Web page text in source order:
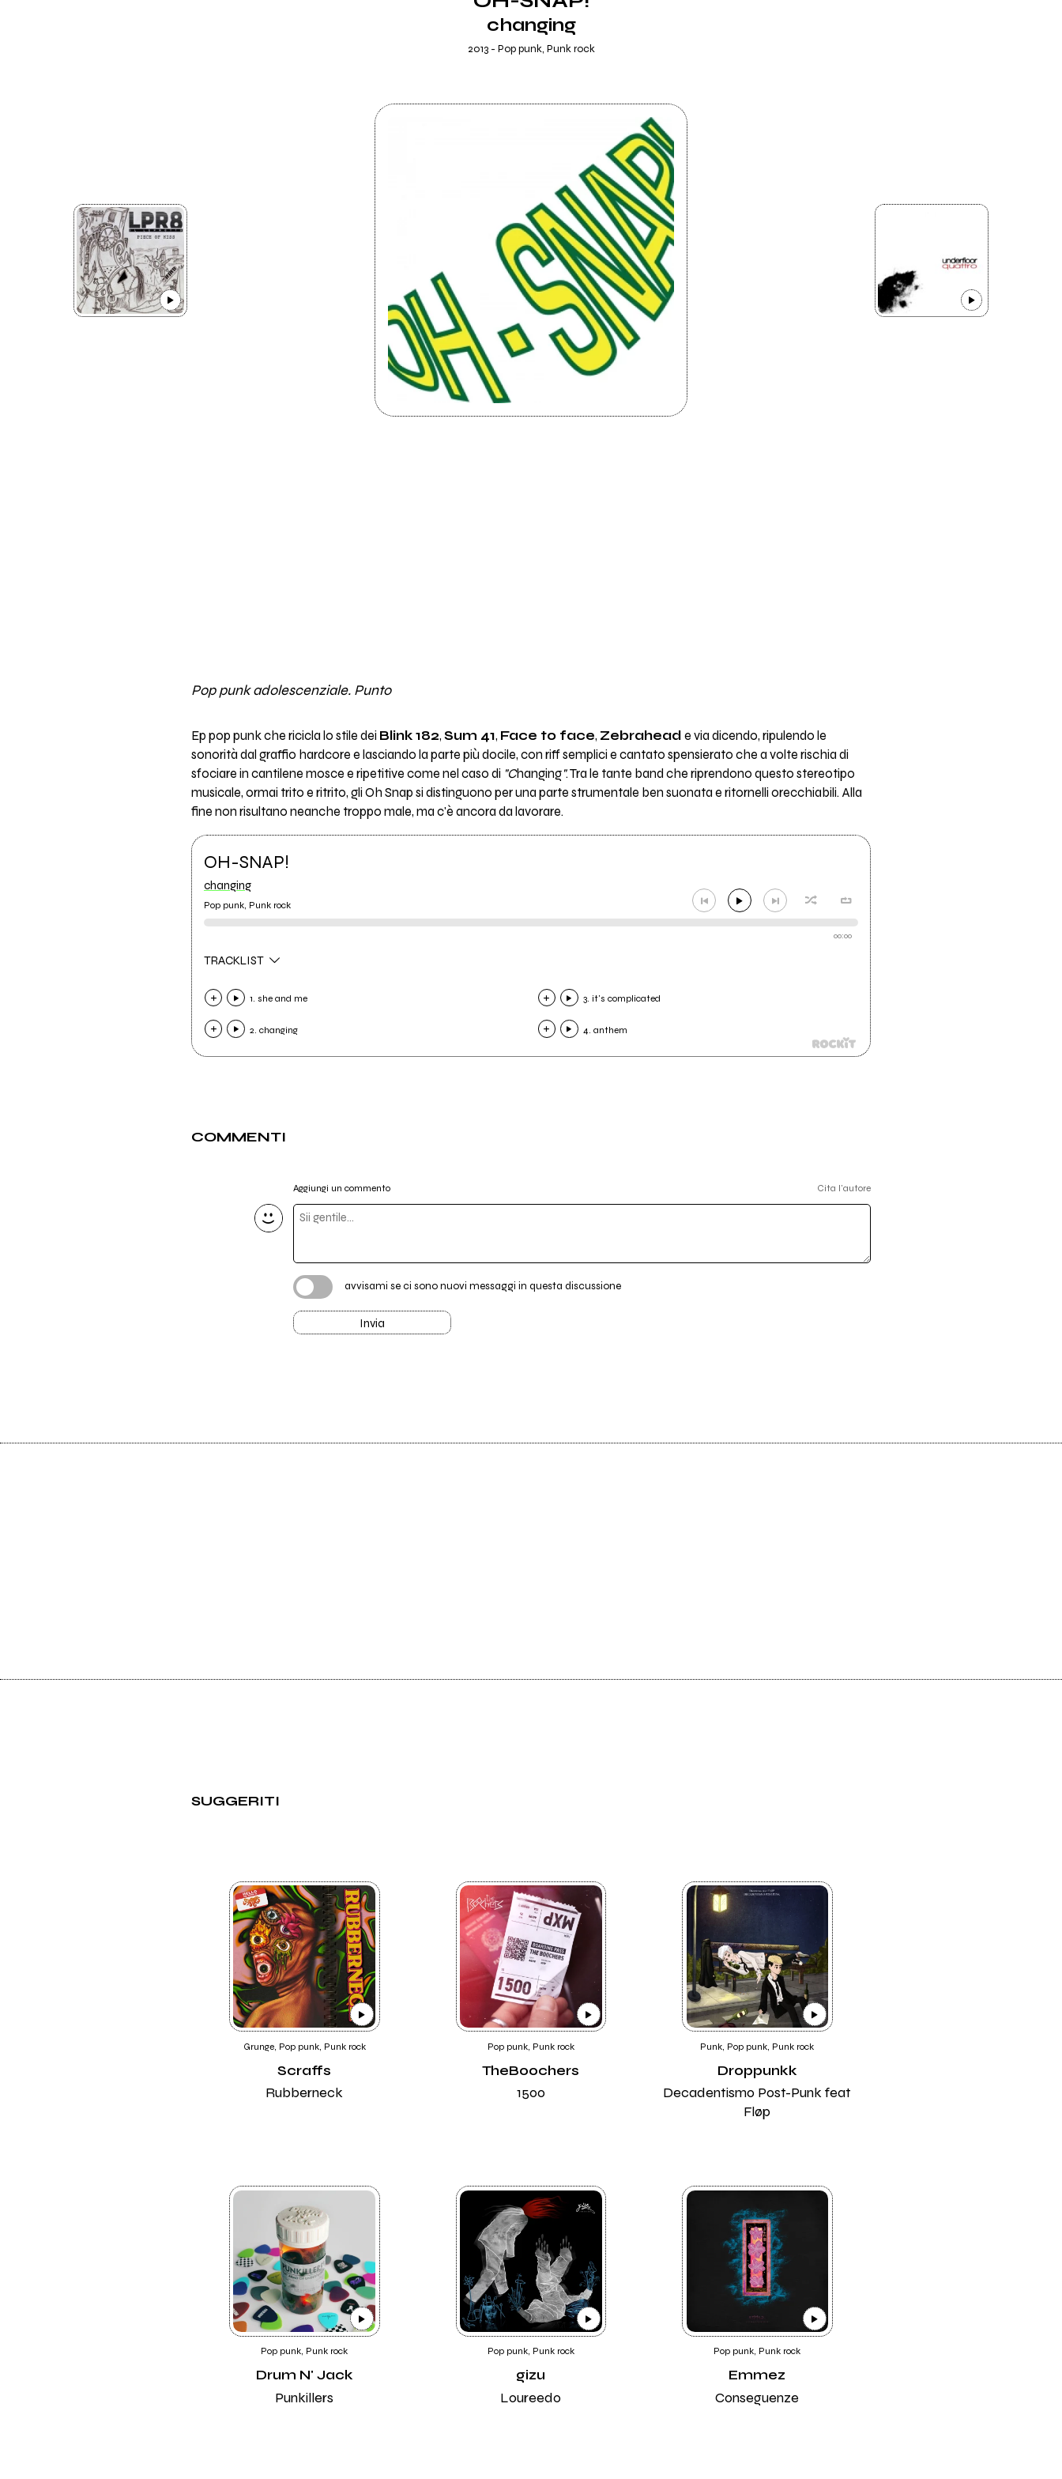
changing
2013 - Pop punk, Punk rock
Pop punk adolescenziale. Punto
Ep pop punk che ricicla lo stile dei Blink 182, Sum 41, Face to face, Zebrahead e via dicendo, ripulendo le
sonorità dal graffio hardcore e lasciando la parte più docile, con riff semplici e cantato spensierato che a volte rischia di
sfociare in cantilene mosce e ripetitive come nel caso di "Changing". Tra le tante band che riprendono questo stereotipo
musicale, ormai trito e ritrito, gli Oh Snap si distinguono per una parte strumentale ben suonata e ritornelli orecchiabili. Alla
fine non risultano neanche troppo male, ma c'è ancora da lavorare.
OH-SNAP!
changing
Pop punk, Punk rock
00:00
TRACKLIST
1. she and me
2. changing
3. it's complicated
4. anthem
COMMENTI
Aggiungi un commento Cita l'autore
avvisami se ci sono nuovi messaggi in questa discussione
Invia
SUGGERITI
Grunge, Pop punk, Punk rock
Scraffs
Rubberneck
Pop punk, Punk rock
TheBoochers
1500
Punk, Pop punk, Punk rock
Droppunkk
Decadentismo Post-Punk feat
Fløp
Pop punk, Punk rock
Drum N' Jack
Punkillers
Pop punk, Punk rock
gizu
Loureedo
Pop punk, Punk rock
Emmez
Conseguenze